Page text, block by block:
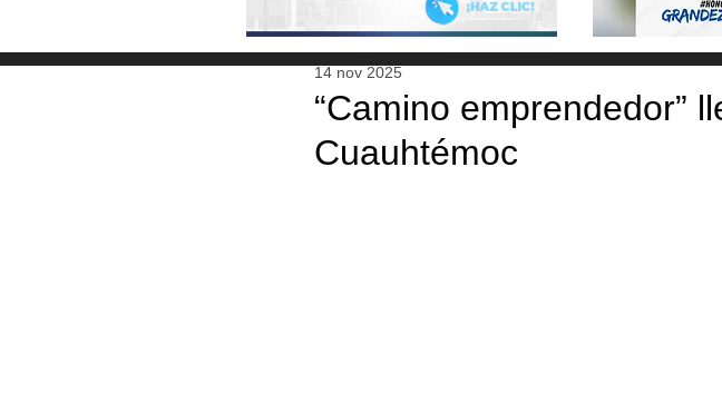
“Camino emprendedor”
Cuauhtémoc
14 nov 2025